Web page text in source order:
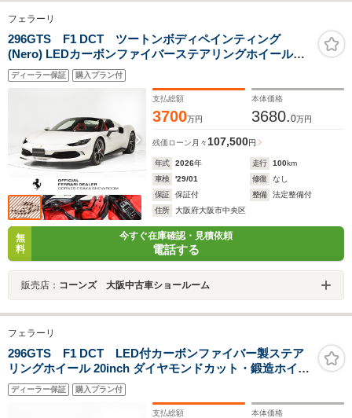
フェラーリ
296GTS F1 DCT ツートンボディペインティング
(Nero) LEDカーボンファイバーステアリングホイール
20inch ダイヤモンドカット・鍛造ホイール カーボンファ
イバー製アッパートンネル
ディーラー保証 購入プラン付
支払総額
3700万円
本体価格
3680.0万円
残価ローン 月々 107,500円
年式 2026年 走行 100km
車検
'29/01 修復
なし
保証
保証付 整備
法定整備付
住所
大阪府大阪市中央区
無
料
今すぐ在庫確認・見積依頼
電話する
販売店： コーンズ 大阪中古車ショールーム
フェラーリ
296GTS F1 DCT LED付カーボンファイバー製ステア
リングホイール 20inch ダイヤモンドカット・鍛造ホイー
ル ベンチレーテッド・フル電動シート サスペンションリ
フター カーボンファイバー製ダッシュボード
ディーラー保証 購入プラン付
支払総額 本体価格